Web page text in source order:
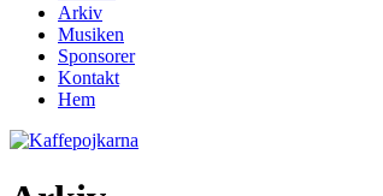
Arkiv
Musiken
Sponsorer
Kontakt
Hem